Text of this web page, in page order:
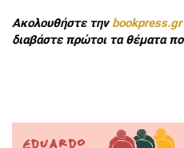
Ακολουθήστε την
διαβάστε πρώτοι τα θέματα